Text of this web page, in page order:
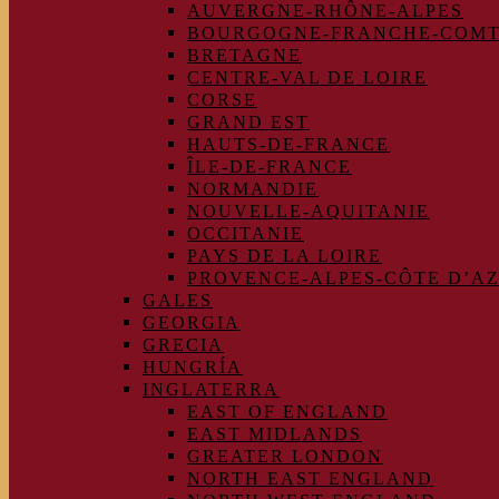
AUVERGNE-RHÔNE-ALPES
BOURGOGNE-FRANCHE-
BRETAGNE
CENTRE-VAL DE LOIRE
CORSE
GRAND EST
HAUTS-DE-FRANCE
ÎLE-DE-FRANCE
NORMANDIE
NOUVELLE-AQUITANIE
OCCITANIE
PAYS DE LA LOIRE
PROVENCE-ALPES-CÔTE
GALES
GEORGIA
GRECIA
HUNGRÍA
INGLATERRA
EAST OF ENGLAND
EAST MIDLANDS
GREATER LONDON
NORTH EAST ENGLAND